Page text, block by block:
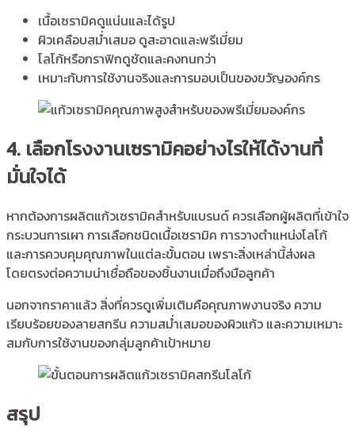
เนื้อเซรามิคดูแน่นและได้รูป
ผิวเคลือบสม่ำเสมอ ดูสะอาดและพรีเมี่ยม
โลโก้หรือกราฟิกดูชัดและคงทนกว่า
เหมาะกับการใช้งานจริงและการมอบเป็นของขวัญองค์กร
4. เลือกโรงงานเซรามิคอย่างไรให้ได้งานที่
มั่นใจได้
หากต้องการผลิตแก้วเซรามิคสำหรับแบรนด์ ควรเลือกผู้ผลิตที่เข้าใจ
กระบวนการเผา การเลือกชนิดเนื้อเซรามิค การวางตำแหน่งโลโก้
และการควบคุมคุณภาพในแต่ละขั้นตอน เพราะสิ่งเหล่านี้ส่งผล
โดยตรงต่อความน่าเชื่อถือของชิ้นงานเมื่อถึงมือลูกค้า
นอกจากราคาแล้ว สิ่งที่ควรดูเพิ่มเติมคือคุณภาพงานจริง ความ
เรียบร้อยของลายสกรีน ความสม่ำเสมอของผิวแก้ว และความเหมาะ
สมกับการใช้งานของกลุ่มลูกค้าเป้าหมาย
สรุป